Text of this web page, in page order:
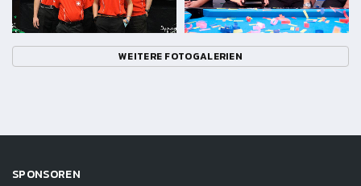
WEITERE FOTOGALERIEN
SPONSOREN